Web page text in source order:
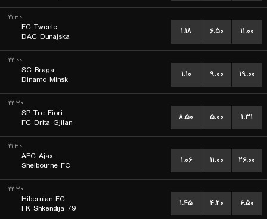
۲۱:۳۰
FC Twente
DAC Dunajska
۱.۱۸ ۶.۵۰ ۱۱.۰۰
۲۲:۰۰
SC Braga
Dinamo Minsk
۱.۱۰ ۹.۰۰ ۱۹.۰۰
۲۲:۳۰
SP Tre Fiori
FC Drita Gjilan
۸.۵۰ ۵.۰۰ ۱.۳۱
۲۱:۳۰
AFC Ajax
Shelbourne FC
۱.۰۶ ۱۱.۰۰ ۲۶.۰۰
۲۲:۳۰
Hibernian FC
FK Shkendija 79
۱.۴۵ ۴.۲۰ ۶.۵۰